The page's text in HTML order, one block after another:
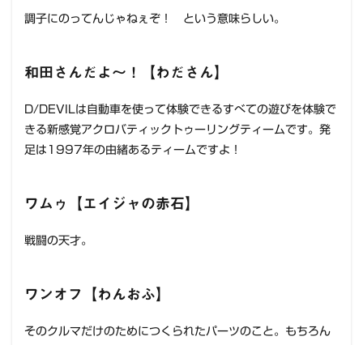
調子にのってんじゃねぇぞ！ という意味らしい。
和田さんだよ～！【わださん】
D/DEVILは自動車を使って体験できるすべての遊びを体験で
きる新感覚アクロバティックトゥーリングティームです。発
足は1997年の由緒あるティームですよ！
ワムゥ【エイジャの赤石】
戦闘の天才。
ワンオフ【わんおふ】
そのクルマだけのためにつくられたパーツのこと。もちろん